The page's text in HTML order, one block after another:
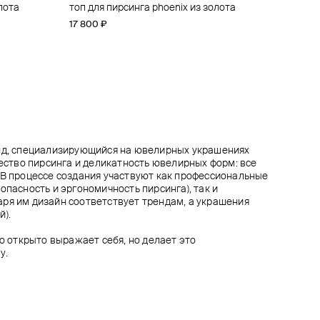
топ для пирсинга phoenix из золота
17 800 ₽
топ для пирсинга из золота ra gemmed
23 000 ₽
топ для пирсинга из золота threeleaf
20 000 ₽
топ для пирсинга из золота threeleaf
16 700 ₽
специализирующийся на ювелирных украшениях
пирсинга и деликатность ювелирных форм: все
процессе создания участвуют как профессиональные
и эргономичность пирсинга), так и
им дизайн соответствует трендам, а украшения
открыто выражает себя, но делает это